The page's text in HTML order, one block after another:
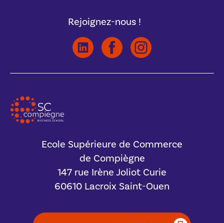
Rejoignez-nous !
Ecole Supérieure de Commerce
de Compiègne
147 rue Irène Joliot Curie
60610 Lacroix Saint-Ouen